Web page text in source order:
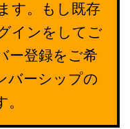
す。もし既存
インをしてご
ー登録をご希
バーシップの